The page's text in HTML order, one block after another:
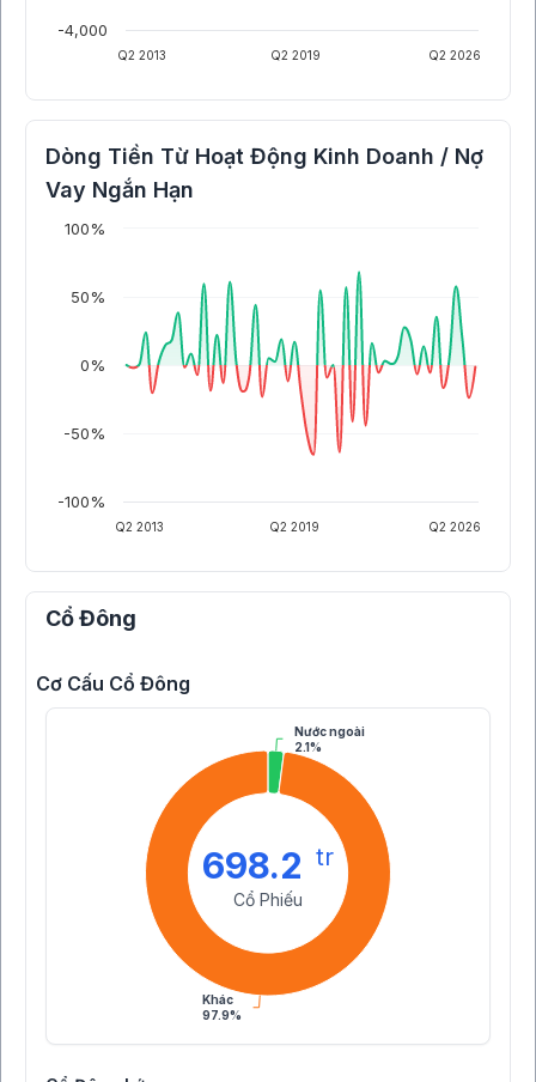
Q2 2013 Q2 2019 Q2 2026
-4,000
Dòng Tiền Từ Hoạt Động Kinh Doanh / Nợ
Vay Ngắn Hạn
Q2 2013 Q2 2019 Q2 2026
-100%
-50%
0%
50%
100%
Cổ Đông
Cơ Cấu Cổ Đông
Nước ngoài
2.1%
Khác
97.9%
698.2 tr
Cổ Phiếu